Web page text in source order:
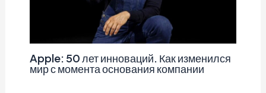
Apple: 50 лет инноваций. Как изменился
мир с момента основания компании